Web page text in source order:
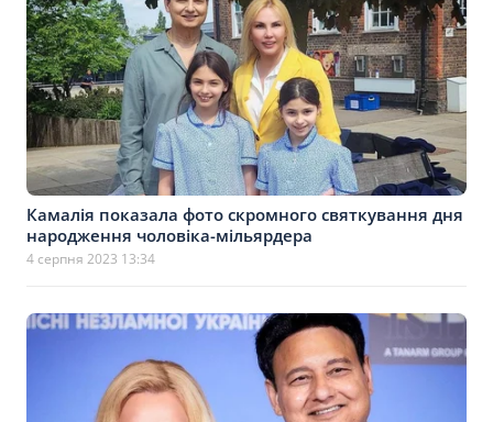
Камалія показала фото скромного святкування дня
народження чоловіка-мільярдера
4 серпня 2023 13:34